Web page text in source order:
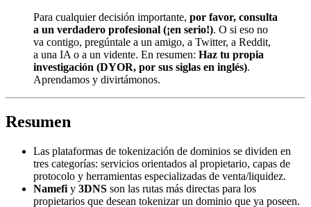
Para cualquier decisión importante, por favor, consulta
a un verdadero profesional (¡en serio!). O si eso no
va contigo, pregúntale a un amigo, a Twitter, a Reddit,
a una IA o a un vidente. En resumen: Haz tu propia
investigación (DYOR, por sus siglas en inglés).
Aprendamos y divirtámonos.
Resumen
Las plataformas de tokenización de dominios se dividen en
tres categorías: servicios orientados al propietario, capas de
protocolo y herramientas especializadas de venta/liquidez.
Namefi y 3DNS son las rutas más directas para los
propietarios que desean tokenizar un dominio que ya poseen.